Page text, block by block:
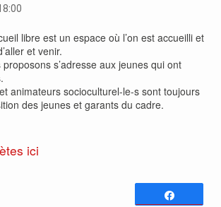
libre est un espace où l’on est accueilli et
et venir.
proposons s’adresse aux jeunes qui ont
animateurs socioculturel-le-s sont toujours
des jeunes et garants du cadre.
ici